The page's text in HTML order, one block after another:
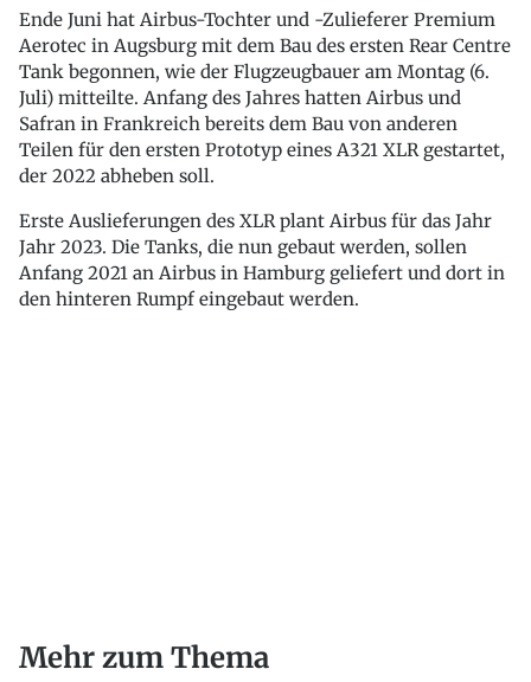
Ende Juni hat Airbus-Tochter und -Zulieferer Premium
Aerotec in Augsburg mit dem Bau des ersten Rear Centre
Tank begonnen, wie der Flugzeugbauer am Montag (6.
Juli) mitteilte. Anfang des Jahres hatten Airbus und
Safran in Frankreich bereits dem Bau von anderen
Teilen für den ersten Prototyp eines A321 XLR gestartet,
der 2022 abheben soll.
Erste Auslieferungen des XLR plant Airbus für das Jahr
Jahr 2023. Die Tanks, die nun gebaut werden, sollen
Anfang 2021 an Airbus in Hamburg geliefert und dort in
den hinteren Rumpf eingebaut werden.
Mehr zum Thema